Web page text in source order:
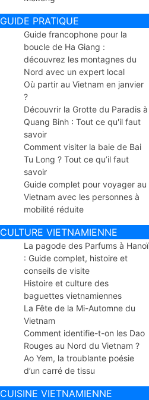
GUIDE PRATIQUE
Guide francophone pour la
boucle de Ha Giang :
découvrez les montagnes du
Nord avec un expert local
Où partir au Vietnam en janvier
?
Découvrir la Grotte du Paradis à
Quang Binh : Tout ce qu'il faut
savoir
Comment visiter la baie de Bai
Tu Long ? Tout ce qu’il faut
savoir
Guide complet pour voyager au
Vietnam avec les personnes à
mobilité réduite
CULTURE VIETNAMIENNE
La pagode des Parfums à Hanoï
: Guide complet, histoire et
conseils de visite
Histoire et culture des
baguettes vietnamiennes
La Fête de la Mi-Automne du
Vietnam
Comment identifie-t-on les Dao
Rouges au Nord du Vietnam ?
Ao Yem, la troublante poésie
d’un carré de tissu
CUISINE VIETNAMIENNE